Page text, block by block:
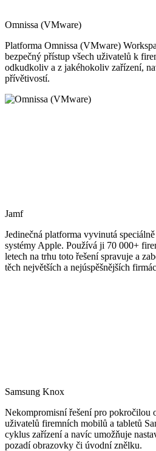
Omnissa (VMware)
Platforma Omnissa (VMware)
bezpečný přístup všech uživatelů k
odkudkoliv a z jakéhokoliv zařízení,
přívětivostí.
Jamf
Jedinečná platforma vyvinutá
systémy Apple. Používá ji 70 000+
letech na trhu toto řešení spravuje a
těch největších a nejúspěšnějších
Samsung Knox
Nekompromisní řešení pro pokročilou
uživatelů firemních mobilů a tabletů
cyklus zařízení a navíc umožňuje
pozadí obrazovky či úvodní znělku.